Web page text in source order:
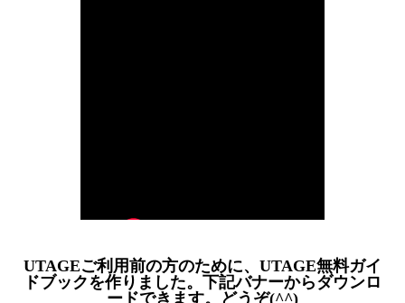
UTAGEご利用前の方のために、UTAGE無料ガイ
ドブックを作りました。下記バナーからダウンロ
ードできます。どうぞ(^^)